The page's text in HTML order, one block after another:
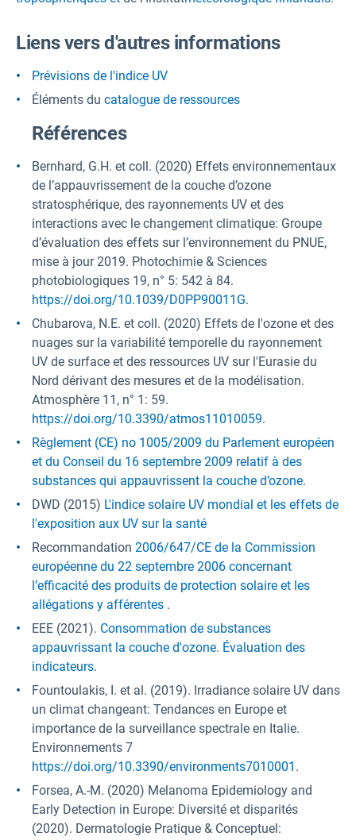
Liens vers d'autres informations
Prévisions de l'indice UV
Éléments du catalogue de ressources
Références
Bernhard, G.H. et coll. (2020) Effets environnementaux
de l’appauvrissement de la couche d’ozone
stratosphérique, des rayonnements UV et des
interactions avec le changement climatique: Groupe
d’évaluation des effets sur l’environnement du PNUE,
mise à jour 2019. Photochimie & Sciences
photobiologiques 19, n° 5: 542 à 84.
https://doi.org/10.1039/D0PP90011G.
Chubarova, N.E. et coll. (2020) Effets de l'ozone et des
nuages sur la variabilité temporelle du rayonnement
UV de surface et des ressources UV sur l'Eurasie du
Nord dérivant des mesures et de la modélisation.
Atmosphère 11, n° 1: 59.
https://doi.org/10.3390/atmos11010059.
Règlement (CE) no 1005/2009 du Parlement européen
et du Conseil du 16 septembre 2009 relatif à des
substances qui appauvrissent la couche d’ozone.
DWD (2015) L'indice solaire UV mondial et les effets de
l'exposition aux UV sur la santé
Recommandation 2006/647/CE de la Commission
européenne du 22 septembre 2006 concernant
l’efficacité des produits de protection solaire et les
allégations y afférentes .
EEE (2021). Consommation de substances
appauvrissant la couche d'ozone. Évaluation des
indicateurs.
Fountoulakis, I. et al. (2019). Irradiance solaire UV dans
un climat changeant: Tendances en Europe et
importance de la surveillance spectrale en Italie.
Environnements 7
https://doi.org/10.3390/environments7010001 .
Forsea, A.-M. (2020) Melanoma Epidemiology and
Early Detection in Europe: Diversité et disparités
(2020). Dermatologie Pratique & Conceptuel: